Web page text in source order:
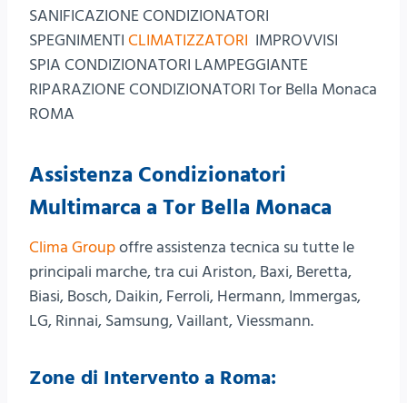
SANIFICAZIONE CONDIZIONATORI
SPEGNIMENTI CLIMATIZZATORI IMPROVVISI
SPIA CONDIZIONATORI LAMPEGGIANTE
RIPARAZIONE CONDIZIONATORI Tor Bella Monaca
ROMA
Assistenza Condizionatori
Multimarca a Tor Bella Monaca
Clima Groupoffre assistenza tecnica su tutte le
principali marche, tra cui Ariston, Baxi, Beretta,
Biasi, Bosch, Daikin, Ferroli, Hermann, Immergas,
LG, Rinnai, Samsung, Vaillant, Viessmann.
Zone di Intervento a Roma: